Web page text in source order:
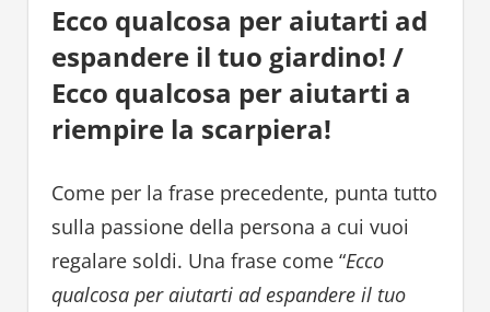
Ecco qualcosa per aiutarti ad
espandere il tuo giardino! /
Ecco qualcosa per aiutarti a
riempire la scarpiera!
Come per la frase precedente, punta tutto
sulla passione della persona a cui vuoi
regalare soldi. Una frase come “Ecco
qualcosa per aiutarti ad espandere il tuo